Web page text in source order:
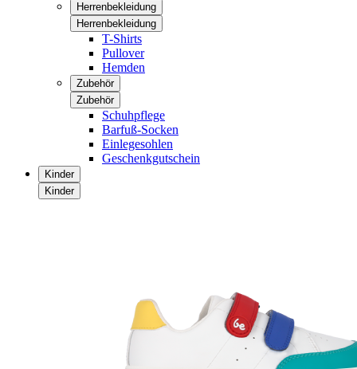
Herrenbekleidung
Herrenbekleidung
T-Shirts
Pullover
Hemden
Zubehör
Zubehör
Schuhpflege
Barfuß-Socken
Einlegesohlen
Geschenkgutschein
Kinder
Kinder